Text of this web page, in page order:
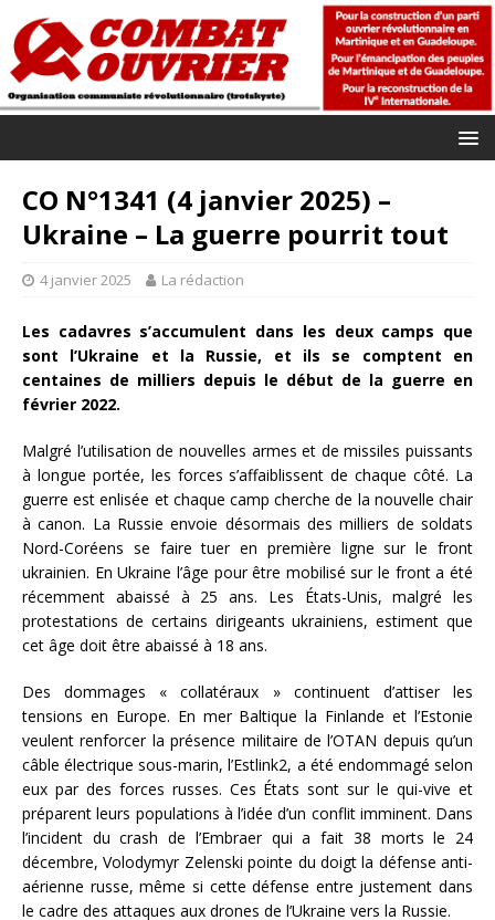
CO N°1341 (4 janvier 2025) –
Ukraine – La guerre pourrit tout
4 janvier 2025 La rédaction
Les cadavres s’accumulent dans les deux camps que
sont l’Ukraine et la Russie, et ils se comptent en
centaines de milliers depuis le début de la guerre en
février 2022.
Malgré l’utilisation de nouvelles armes et de missiles puissants
à longue portée, les forces s’affaiblissent de chaque côté. La
guerre est enlisée et chaque camp cherche de la nouvelle chair
à canon. La Russie envoie désormais des milliers de soldats
Nord-Coréens se faire tuer en première ligne sur le front
ukrainien. En Ukraine l’âge pour être mobilisé sur le front a été
récemment abaissé à 25 ans. Les États-Unis, malgré les
protestations de certains dirigeants ukrainiens, estiment que
cet âge doit être abaissé à 18 ans.
Des dommages « collatéraux » continuent d’attiser les
tensions en Europe. En mer Baltique la Finlande et l’Estonie
veulent renforcer la présence militaire de l’OTAN depuis qu’un
câble électrique sous-marin, l’Estlink2, a été endommagé selon
eux par des forces russes. Ces États sont sur le qui-vive et
préparent leurs populations à l’idée d’un conflit imminent. Dans
l’incident du crash de l’Embraer qui a fait 38 morts le 24
décembre, Volodymyr Zelenski pointe du doigt la défense anti-
aérienne russe, même si cette défense entre justement dans
le cadre des attaques aux drones de l’Ukraine vers la Russie.